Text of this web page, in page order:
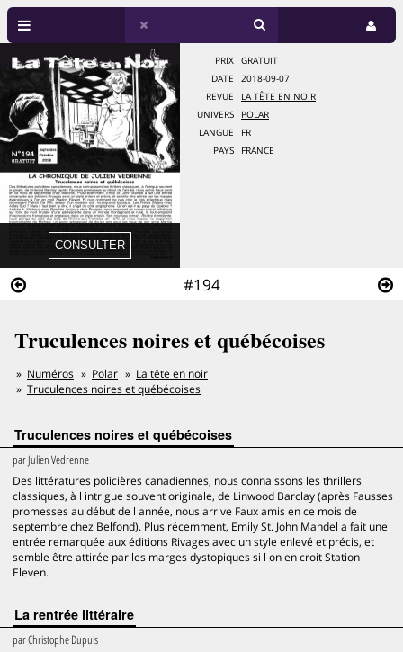
#194
PRIX
GRATUIT
DATE
2018-09-07
REVUE
LA TÊTE EN NOIR
UNIVERS
POLAR
LANGUE
FR
PAYS
FRANCE
Truculences noires et québécoises
Numéros Polar
La tête en noir
Truculences noires et québécoises
Truculences noires et québécoises
parJulien Vedrenne
Des littératures policières canadiennes, nous connaissons les thrillers
classiques, à l intrigue souvent originale, de Linwood Barclay (après Fausses
promesses au début de l année, nous arrive Faux amis en ce mois de
septembre chez Belfond). Plus récemment, Emily St. John Mandel a fait une
entrée remarquée aux éditions Rivages avec un style enlevé et précis, et
semble être attirée par les marges dystopiques si l on en croit Station
Eleven.
La rentrée littéraire
parChristophe Dupuis